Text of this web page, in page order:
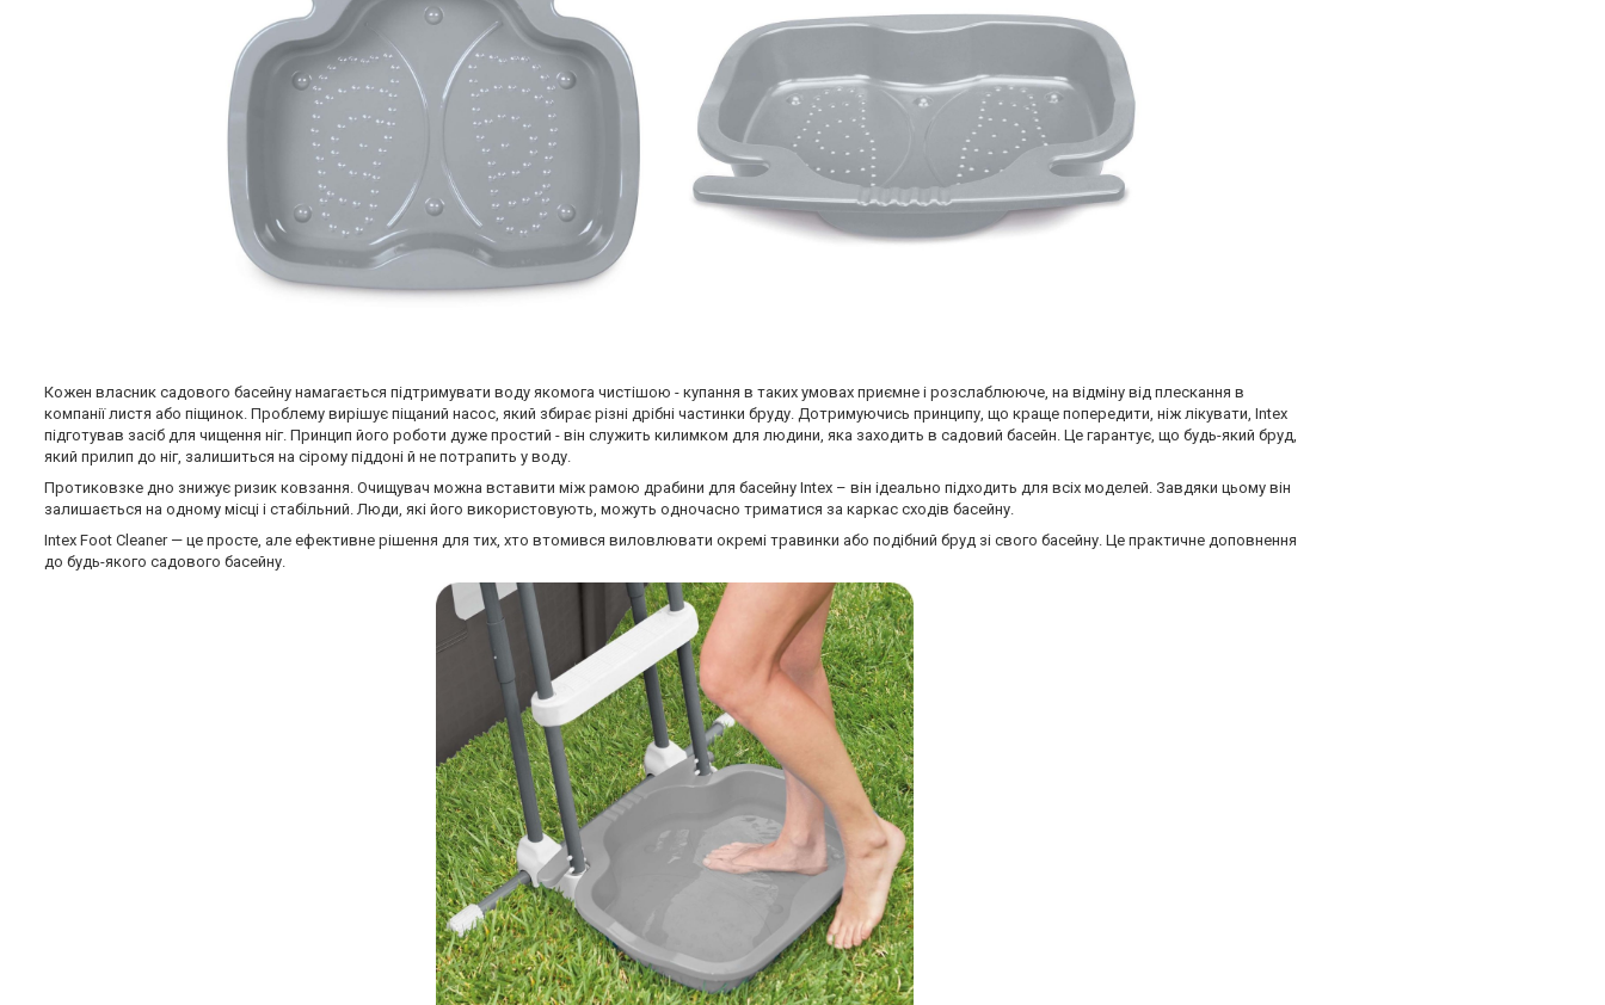
Кожен власник садового басейну намагається підтримувати воду якомога чистішою - купання в таких умовах приємне і розслаблююче, на відміну від плескання в
компанії листя або піщинок. Проблему вирішує піщаний насос, який збирає різні дрібні частинки бруду. Дотримуючись принципу, що краще попередити, ніж лікувати, Intex
підготував засіб для чищення ніг. Принцип його роботи дуже простий - він служить килимком для людини, яка заходить в садовий басейн. Це гарантує, що будь-який бруд,
який прилип до ніг, залишиться на сірому піддоні й не потрапить у воду.
Протиковзке дно знижує ризик ковзання. Очищувач можна вставити між рамою драбини для басейну Intex – він ідеально підходить для всіх моделей. Завдяки цьому він
залишається на одному місці і стабільний. Люди, які його використовують, можуть одночасно триматися за каркас сходів басейну.
Intex Foot Cleaner — це просте, але ефективне рішення для тих, хто втомився виловлювати окремі травинки або подібний бруд зі свого басейну. Це практичне доповнення
до будь-якого садового басейну.